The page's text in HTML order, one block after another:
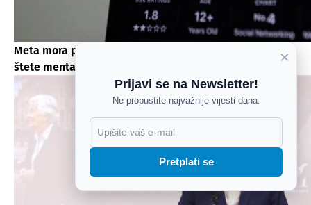
Meta mora platiti 567 milijuna dolara zbog nanošenja
štete mentalnom zdravlju djece
×
Prijavi se na Newsletter!
Ne propustite najvažnije vijesti dana.
Pretplati se